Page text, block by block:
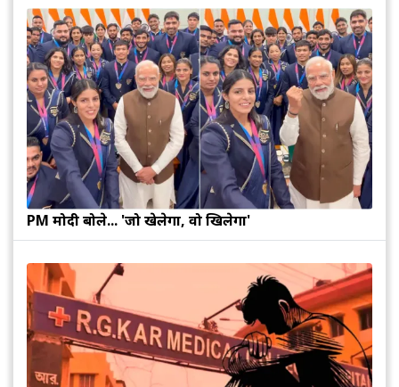
PM मोदी बोले... 'जो खेलेगा, वो खिलेगा'